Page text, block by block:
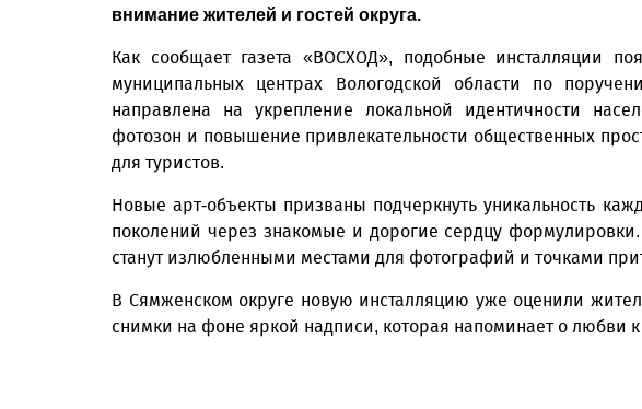
внимание жителей и гостей округа.
Как сообщает газета «ВОСХОД», подобные инсталляции
муниципальных центрах Вологодской области по
направлена на укрепление локальной идентичности
фотозон и повышение привлекательности общественных
для туристов.
Новые арт-объекты призваны подчеркнуть уникальность
поколений через знакомые и дорогие сердцу
станут излюбленными местами для фотографий и точками
В Сямженском округе новую инсталляцию уже оценили
снимки на фоне яркой надписи, которая напоминает о любви